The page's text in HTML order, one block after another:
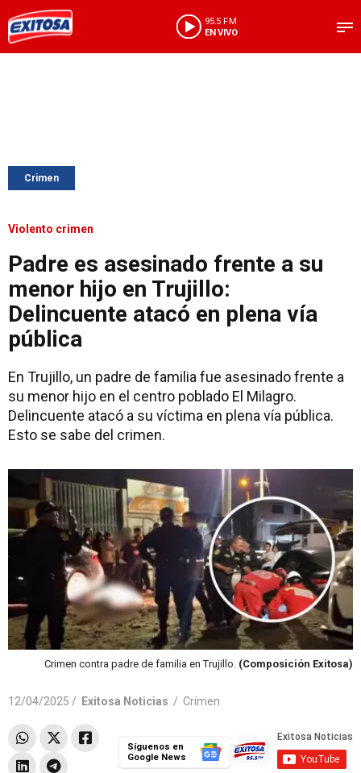
95.5 FM
EN VIVO
Crimen
Violento crimen
Padre es asesinado frente a su
menor hijo en Trujillo:
Delincuente atacó en plena vía
pública
En Trujillo, un padre de familia fue asesinado frente a
su menor hijo en el centro poblado El Milagro.
Delincuente atacó a su víctima en plena vía pública.
Esto se sabe del crimen.
Crimen contra padre de familia en Trujillo. (Composición Exitosa)
12/04/2025 / Exitosa Noticias / Crimen
Síguenos en
Google News